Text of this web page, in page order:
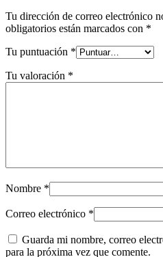
Tu dirección de correo electrónico
obligatorios están marcados con *
Tu puntuación *
Tu valoración *
Nombre *
Correo electrónico *
Guarda mi nombre, correo
para la próxima vez que comente.